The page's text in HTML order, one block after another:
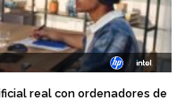
real con ordenadores de